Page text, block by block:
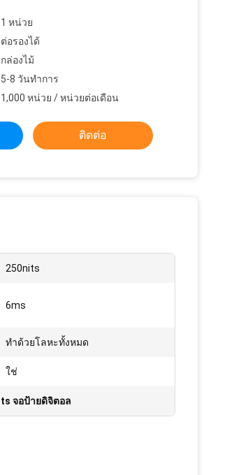
1 หน่วย
ต่อรองได้
กล่องไม้
5-8 วันทําการ
1,000 หน่วย / หน่วยต่อเดือน
ติดต่อ
250nits
6ms
ทำด้วยโลหะทั้งหมด
ใช่
จอป้ายดิจิตอล